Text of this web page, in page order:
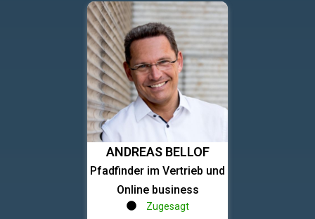
ANDREAS BELLOF
Pfadfinder im Vertrieb und
Online business
Zugesagt